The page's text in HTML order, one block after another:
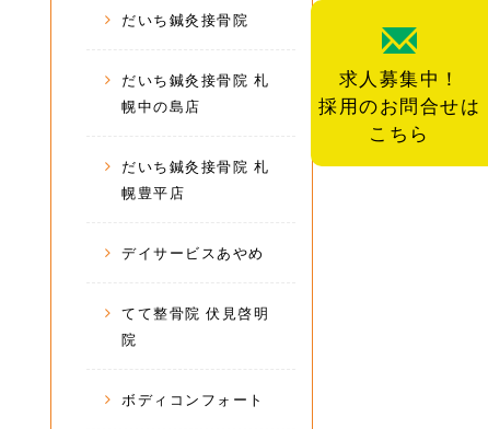
求人募集中！
採用のお問合せは
こちら
だいち鍼灸接骨院
だいち鍼灸接骨院 札
幌中の島店
だいち鍼灸接骨院 札
幌豊平店
デイサービスあやめ
てて整骨院 伏見啓明
院
ボディコンフォート